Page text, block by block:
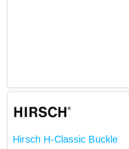
Hirsch H-Classic Buckle